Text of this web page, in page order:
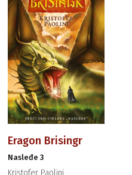
Eragon Brisingr
Nasleđe 3
Kristofer Paolini